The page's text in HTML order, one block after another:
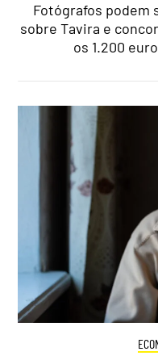
Fotógrafos podem
sobre Tavira e
os 1.200